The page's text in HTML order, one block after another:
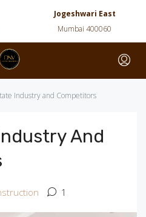
Jogeshwari East
Mumbai 400060
Industry and Competitors
And
1